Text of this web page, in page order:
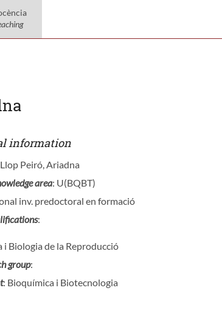
information
Peiró, Ariadna
area: U(BQBT)
inv. predoctoral en formació
:
Biologia de la Reproducció
group:
: Bioquímica i Biotecnologia